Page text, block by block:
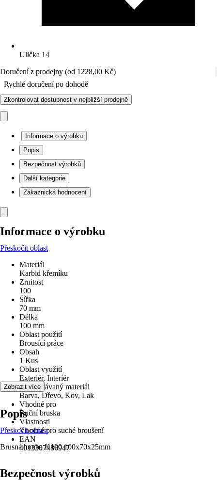
Ulička 14
Doručení z prodejny (od 1228,00 Kč)
Rychlé doručení po dohodě
Zkontrolovat dostupnost v nejbližší prodejně
Informace o výrobku
Popis
Bezpečnost výrobků
Další kategorie
Zákaznická hodnocení
Informace o výrobku
Přeskočit oblast
Materiál
Karbid křemíku
Zrnitost
100
Šířka
70 mm
Délka
100 mm
Oblast použití
Brousící práce
Obsah
1 Kus
Oblast využití
Exteriér, Interiér
Zpracovávaný materiál
Barva, Dřevo, Kov, Lak
Vhodné pro
Ruční bruska
Vlastnosti
Vhodné pro suché broušení
EAN
4013307486947
Zobrazit více
Popis
Přeskočit oblast
Brusná houba K100 100x70x25mm
Bezpečnost výrobků